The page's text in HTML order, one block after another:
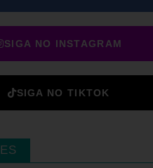
SIGA NO INSTAGRAM
SIGA NO TIKTOK